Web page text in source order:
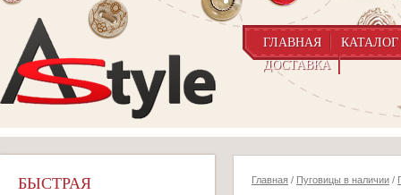
ГЛАВНАЯ
КАТАЛОГ
ДОСТАВКА
БЫСТРАЯ
Главная / Пуговицы в наличии /